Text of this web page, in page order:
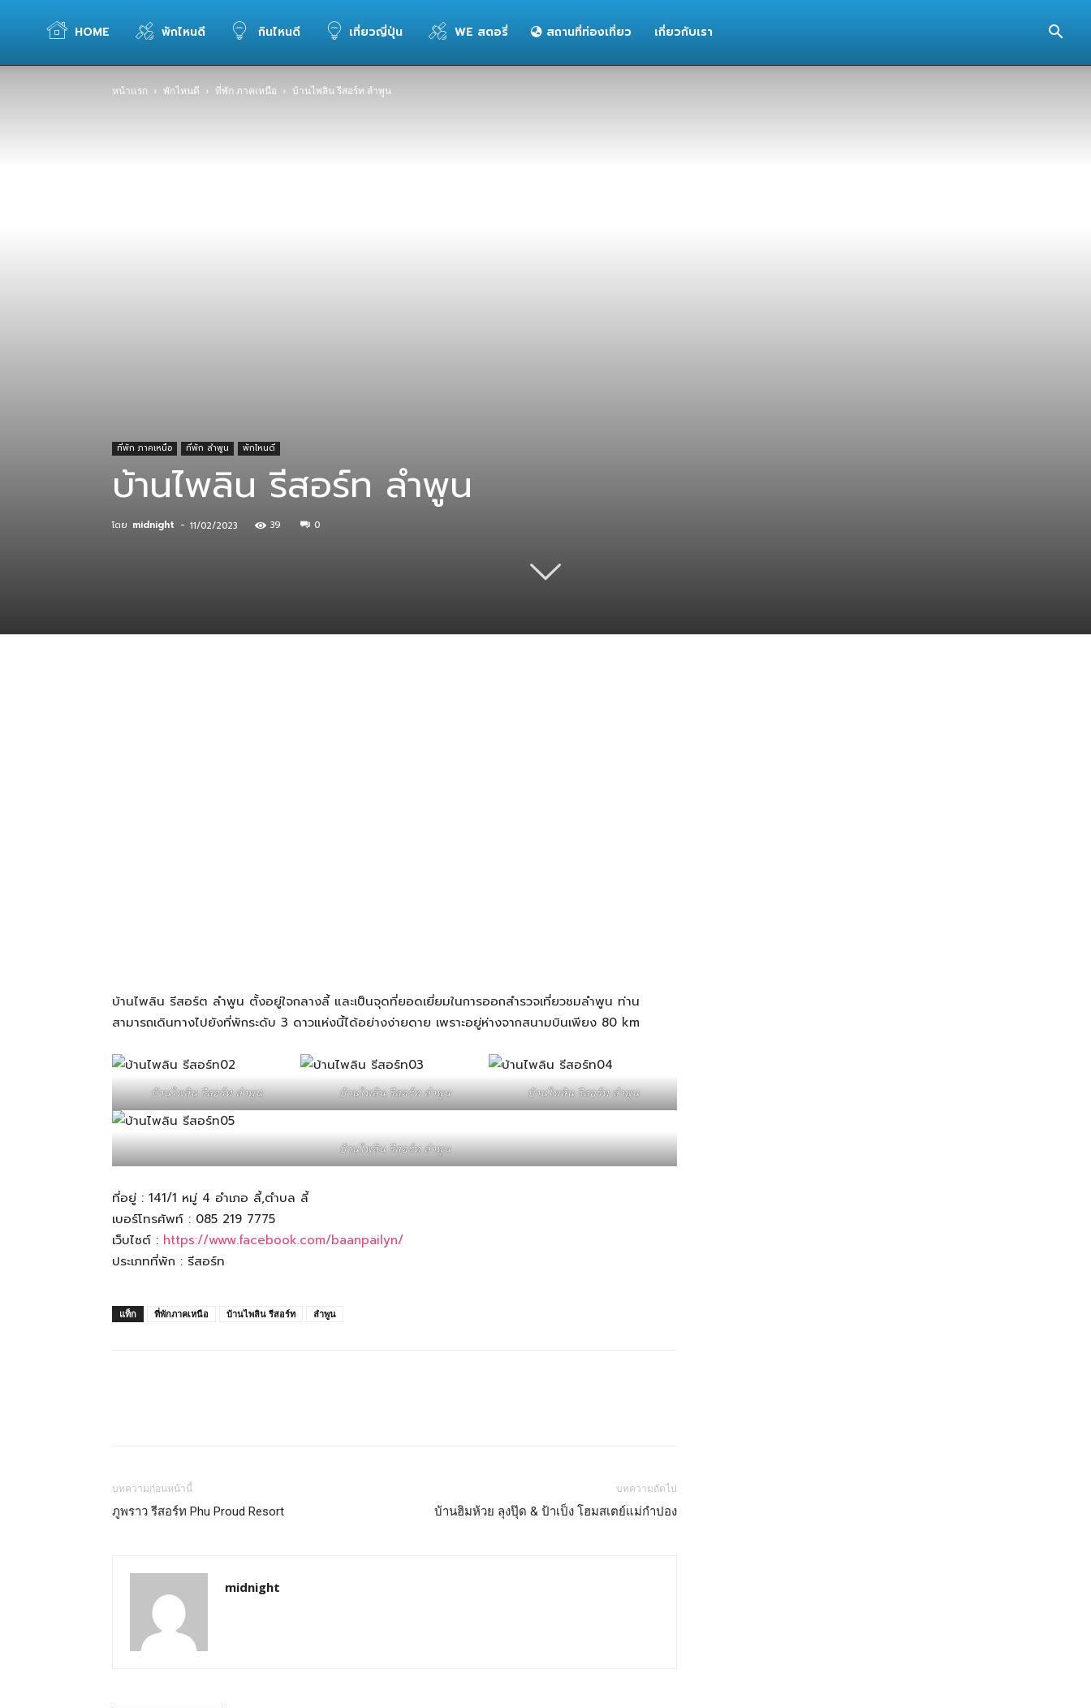
WELOVETOGO
HOME พักไหนดี กินไหนดี เที่ยวญี่ปุ่น WE สตอรี่ สถานที่ท่องเที่ยว เกี่ยวกับเรา
หน้าแรก พักไหนดี ที่พัก ภาคเหนือ บ้านไพลิน รีสอร์ท ลำพูน
ที่พัก ภาคเหนือ ที่พัก ลำพูน พักไหนดี
บ้านไพลิน รีสอร์ท ลำพูน
โดย midnight - 11/02/2023 39 0
บ้านไพลิน รีสอร์ต ลำพูน ตั้งอยู่ใจกลางลี้ และเป็นจุดที่ยอดเยี่ยมในการออกสำรวจเที่ยวชมลำพูน ท่าน
สามารถเดินทางไปยังที่พักระดับ 3 ดาวแห่งนี้ได้อย่างง่ายดาย เพราะอยู่ห่างจากสนามบินเพียง 80 km
บ้านไพลิน รีสอร์ท ลำพูน บ้านไพลิน รีสอร์ท ลำพูน บ้านไพลิน รีสอร์ท ลำพูน
บ้านไพลิน รีสอร์ท ลำพูน
ที่อยู่ : 141/1 หมู่ 4 อำเภอ ลี้,ตำบล ลี้
เบอร์โทรศัพท์ : 085 219 7775
เว็บไซต์ : https://www.facebook.com/baanpailyn/
ประเภทที่พัก : รีสอร์ท
แท็ก ที่พักภาคเหนือ บ้านไพลิน รีสอร์ท ลำพูน
บทความก่อนหน้านี้
ภูพราว รีสอร์ท Phu Proud Resort
บทความถัดไป
บ้านฮิมห้วย ลุงปุ๊ด & ป้าเป็ง โฮมสเตย์แม่กำปอง
midnight